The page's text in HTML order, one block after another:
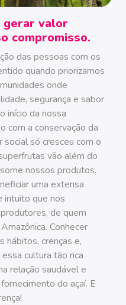
gerar valor
compromisso.
das pessoas com os
quando priorizamos
onde
segurança e sabor
início da nossa
com a conservação da
social só cresceu com o
vão além do
nossos produtos.
uma extensa
intuito que nos
de quem
Conhecer
hábitos, crenças e,
cultura tão rica
relação saudável e
do açaí. E